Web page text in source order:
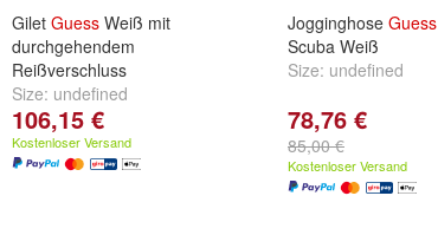
Gilet Guess Weiß mit
durchgehendem
Reißverschluss
Size: undefined
106,15 €
Kostenloser Versand
Jogginghose Guess
Scuba Weiß
Size: undefined
78,76 €
85,00 €
Kostenloser Versand